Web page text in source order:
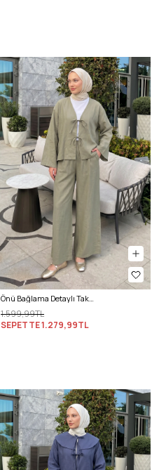
Önü Bağlama Detaylı Takım Y0143 - HAKİ
1.599,99TL
SEPETTE1.279,99TL